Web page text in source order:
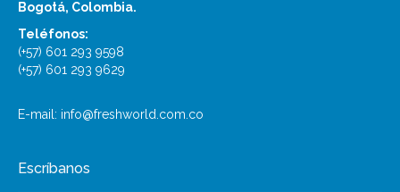
Bogotá, Colombia.
Teléfonos:
(+57) 601 293 9598
(+57) 601 293 9629
E-mail: info@freshworld.com.co
Escríbanos